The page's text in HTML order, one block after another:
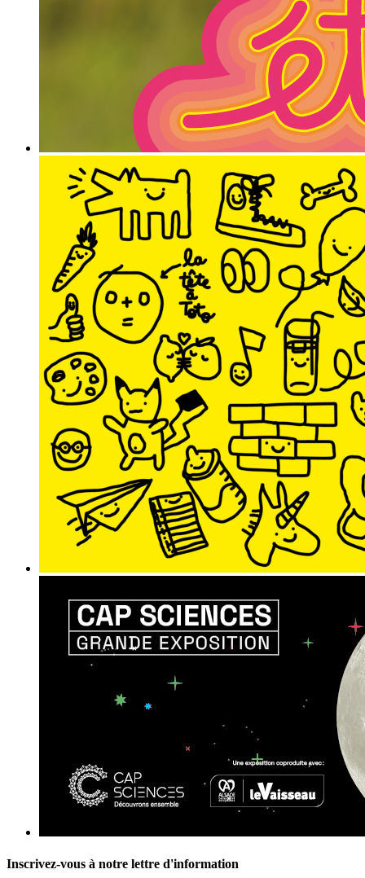
Inscrivez-vous à notre lettre d'information